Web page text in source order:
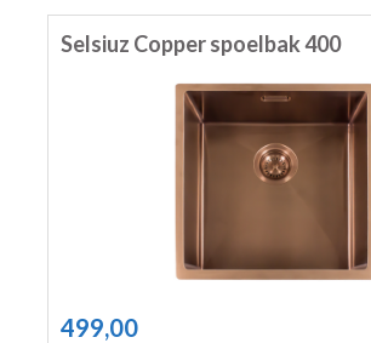
Selsiuz Copper spoelbak 400
499,00